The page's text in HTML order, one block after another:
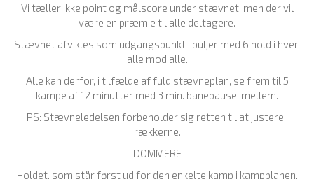
Vi tæller ikke point og målscore under stævnet, men der vil
være en præmie til alle deltagere.
Stævnet afvikles som udgangspunkt i puljer med 6 hold i hver,
alle mod alle.
Alle kan derfor, i tilfælde af fuld stævneplan, se frem til 5
kampe af 12 minutter med 3 min. banepause imellem.
PS: Stævneledelsen forbeholder sig retten til at justere i
rækkerne.
DOMMERE
Holdet, som står først ud for den enkelte kamp i kampplanen,